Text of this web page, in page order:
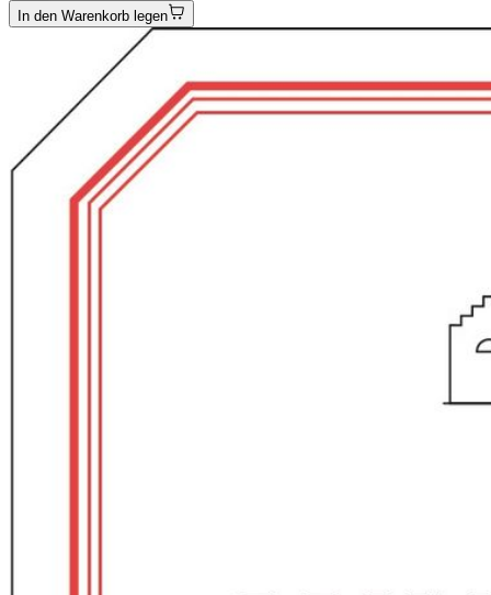
In den Warenkorb legen